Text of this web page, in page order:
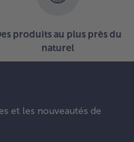
produits au plus près du
naturel
et les nouveautés de